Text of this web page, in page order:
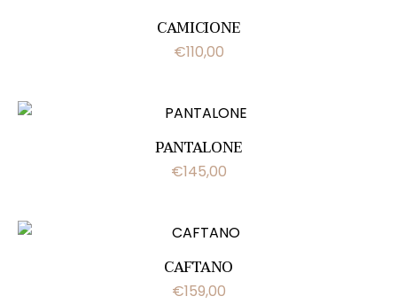
CAMICIONE
€110,00
PANTALONE
€145,00
CAFTANO
€159,00